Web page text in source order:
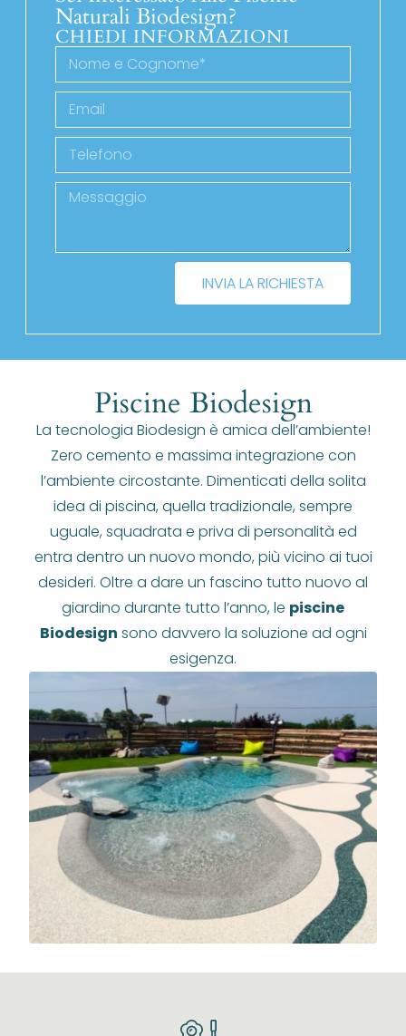
Naturali Biodesign?
CHIEDI INFORMAZIONI
INVIA LA RICHIESTA
Piscine Biodesign
La tecnologia Biodesign è amica dell’ambiente!
Zero cemento e massima integrazione con
l’ambiente circostante. Dimenticati della solita
idea di piscina, quella tradizionale, sempre
uguale, squadrata e priva di personalità ed
entra dentro un nuovo mondo, più vicino ai tuoi
desideri. Oltre a dare un fascino tutto nuovo al
giardino durante tutto l’anno, le piscine
Biodesign sono davvero la soluzione ad ogni
esigenza.